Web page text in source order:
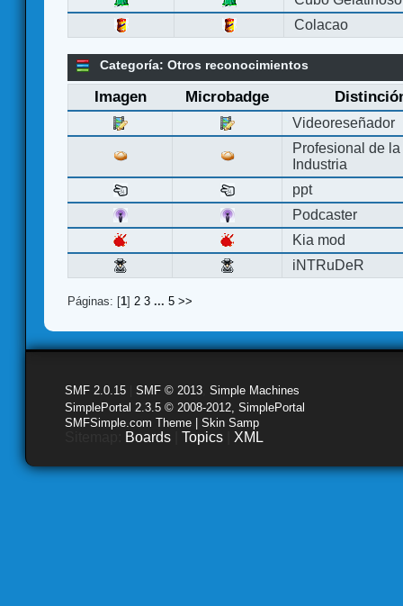
Colacao
Categoría: Otros reconocimientos
Imagen Microbadge
Videoreseñador
Profesional de la
Industria
ppt
Podcaster
Kia mod
iNTRuDeR
Páginas: [1] 2 3 ... 5 >>
SMF 2.0.15 SMF © 2013 Simple Machines
SimplePortal 2.3.5 © 2008-2012, SimplePortal
SMFSimple.com Theme | Skin Samp
Boards Topics XML